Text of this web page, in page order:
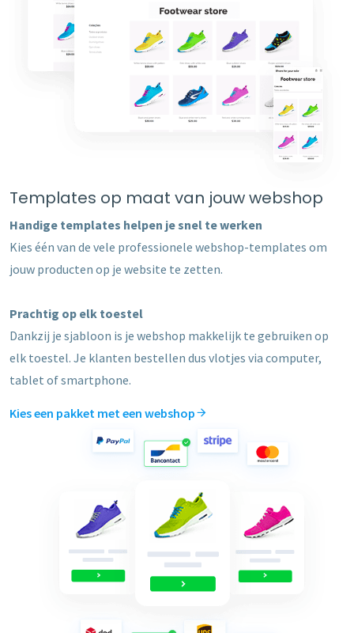
Templates op maat van jouw webshop
Handige templates helpen je snel te werken
Kies één van de vele professionele webshop-templates om
jouw producten op je website te zetten.
Prachtig op elk toestel
Dankzij je sjabloon is je webshop makkelijk te gebruiken op
elk toestel. Je klanten bestellen dus vlotjes via computer,
tablet of smartphone.
Kies een pakket met een webshop